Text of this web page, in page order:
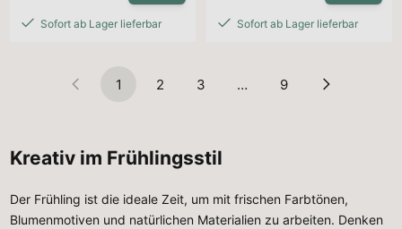
Sofort ab Lager lieferbar Sofort ab Lager lieferbar
1 2 3 … 9
Kreativ im Frühlingsstil
Der Frühling ist die ideale Zeit, um mit frischen Farbtönen,
Blumenmotiven und natürlichen Materialien zu arbeiten. Denken